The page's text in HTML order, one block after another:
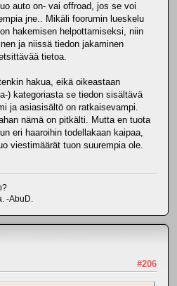
auto on- vai offroad, jos se voi
jne.. Mikäli foorumin lueskelu
hakemisen helpottamiseksi, niin
ja niissä tiedon jakaminen
tietoa.
hakua, eikä oikeastaan
) kategoriasta se tiedon sisältävä
ja asiasisältö on ratkaisevampi.
nämä on pitkälti. Mutta en tuota
eri haaroihin todellakaan kaipaa,
viestimäärät tuon suurempia ole.
-AbuD.
#206